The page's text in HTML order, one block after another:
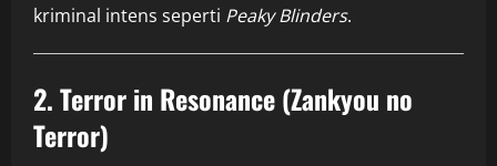
kriminal intens seperti Peaky Blinders.
2.Terror in Resonance (Zankyou no
Terror)